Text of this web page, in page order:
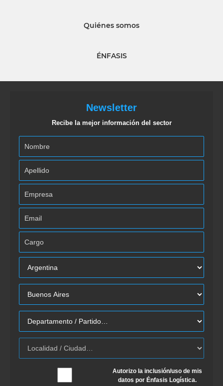
Quiénes somos
ÉNFASIS
Newsletter
Recibe la mejor información del sector
Autorizo la inclusión/uso de mis
datos por Énfasis Logística.